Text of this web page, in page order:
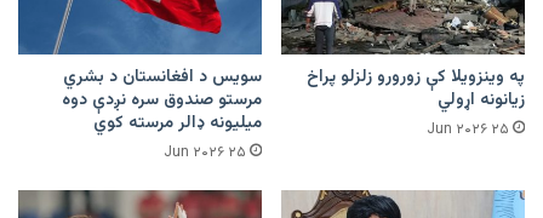
په وینزویلا کې زورورو زلزلو پراخ
زیانونه اړولي
۲۵ Jun ۲۰۲۶
سویس د افغانستان د بشري
مرستو صندوق سره نږدې دوه
میلیونه ډالر مرسته کوي
۲۵ Jun ۲۰۲۶